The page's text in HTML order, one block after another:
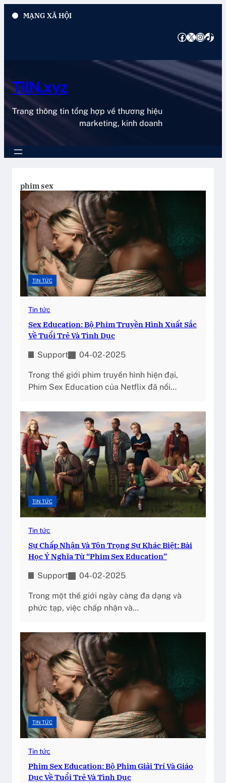
đến
MẠNG XÃ HỘI
FacebookXInstagramTikTok
TIIN.xyz
Trang thông tin tổng hợp về thương hiệu
marketing, kinh doanh
phim sex
TIN TỨC
Tin tức
Sex Education: Bộ Phim Truyền Hình Xuất Sắc
Về Tuổi Trẻ Và Tình Dục
Support 04-02-2025
Trong thế giới phim truyền hình hiện đại,
Phim Sex Education của Netflix đã nổi…
TIN TỨC
Tin tức
Sự Chấp Nhận Và Tôn Trọng Sự Khác Biệt: Bài
Học Ý Nghĩa Từ “Phim Sex Education”
Support 04-02-2025
Trong một thế giới ngày càng đa dạng và
phức tạp, việc chấp nhận và…
TIN TỨC
Tin tức
Phim Sex Education: Bộ Phim Giải Trí Và Giáo
Dục Về Tuổi Trẻ Và Tình Dục